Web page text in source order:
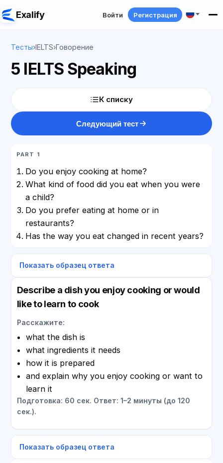
Exalify Войти Регистрация
Тесты›IELTS›Говорение
5 IELTS Speaking
К списку
Следующий тест
PART 1
Do you enjoy cooking at home?
What kind of food did you eat when you were
a child?
Do you prefer eating at home or in
restaurants?
Has the way you eat changed in recent years?
Показать образец ответа
Describe a dish you enjoy cooking or would
like to learn to cook
Расскажите:
what the dish is
what ingredients it needs
how it is prepared
and explain why you enjoy cooking or want to
learn it
Подготовка: 60 сек. Ответ: 1–2 минуты (до 120
сек.).
Показать образец ответа